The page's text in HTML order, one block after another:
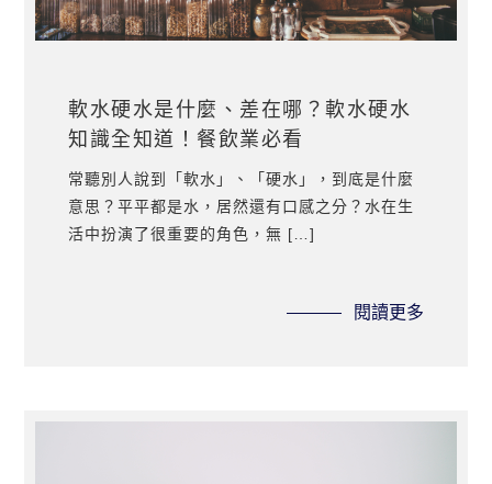
軟水硬水是什麼、差在哪？軟水硬水
知識全知道！餐飲業必看
常聽別人說到「軟水」、「硬水」，到底是什麼
意思？平平都是水，居然還有口感之分？水在生
活中扮演了很重要的角色，無 […]
閱讀更多